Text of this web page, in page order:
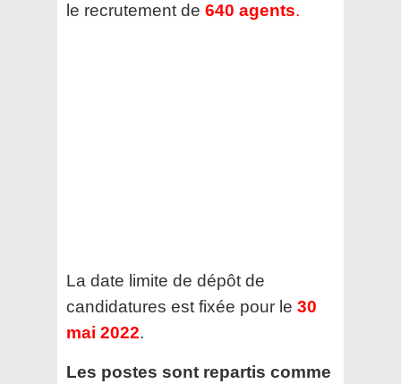
le recrutement de 640 agents.
La date limite de dépôt de
candidatures est fixée pour le 30
mai 2022.
Les postes sont repartis comme